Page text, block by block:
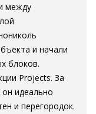
между
и начали
блоков.
Projects. За
идеально
и перегородок.